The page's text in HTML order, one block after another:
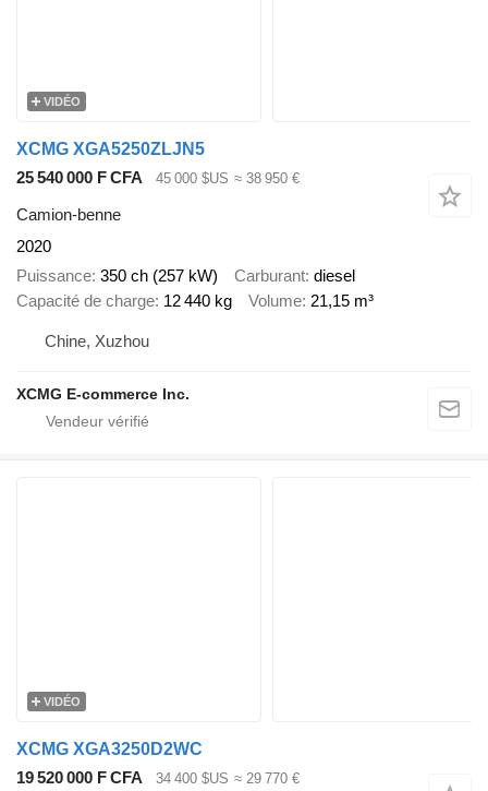
VIDÉO
XCMG XGA5250ZLJN5
25 540 000 F CFA
45 000 $US ≈ 38 950 €
Camion-benne
2020
Puissance 350 ch (257 kW) Carburant diesel
Capacité de charge 12 440 kg Volume 21,15 m³
Chine, Xuzhou
XCMG E-commerce Inc.
VIDÉO
XCMG XGA3250D2WC
19 520 000 F CFA
34 400 $US ≈ 29 770 €